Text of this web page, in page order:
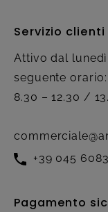
Servizio clienti
Attivo dal
seguente orario:
8.30 – 12.30 /
+39 045
Pagamento